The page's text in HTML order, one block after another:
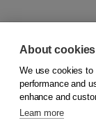
© 2026Koninklijke
About
We use cookies
performance and
enhance and
Learn more